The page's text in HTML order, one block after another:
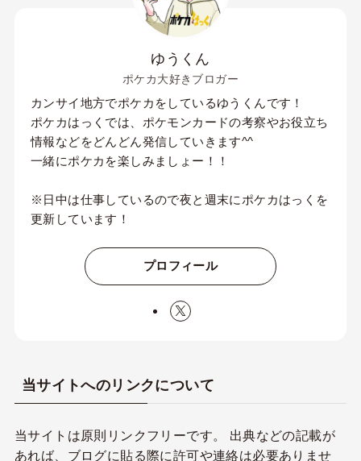
ゆうくん
ポケカ大好きブロガー
カンサイ地方でポケカをしているゆうくんです！
ポケカはっくでは、ポケモンカードの考察やお役立ち
情報などをどんどん発信していきます^^
一緒にポケカを楽しみましょー！！
※日中は仕事しているので夜と週末にポケカはっくを
更新しています！
プロフィール
当サイトへのリンクについて
当サイトは原則リンクフリーです。 出典などの記載が
あれば、ブログに貼る際に許可や連絡は必要ありませ